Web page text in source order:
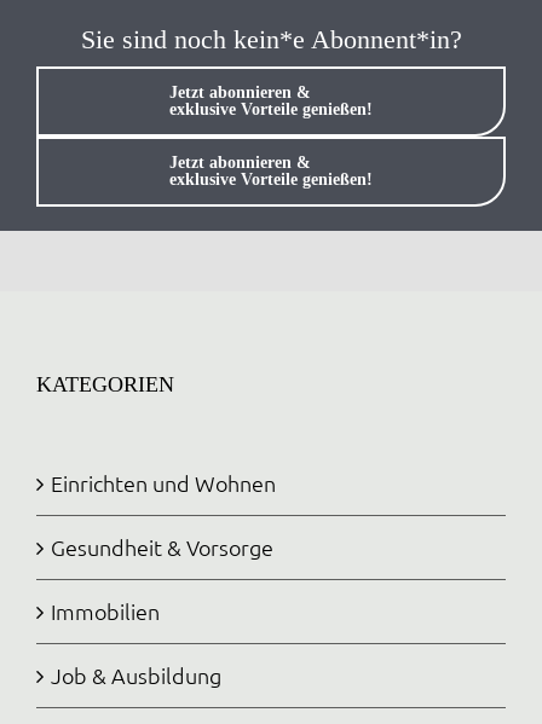
Sie sind noch kein*e Abonnent*in?
Jetzt abonnieren &
exklusive Vorteile genießen!
Jetzt abonnieren &
exklusive Vorteile genießen!
KATEGORIEN
Einrichten und Wohnen
Gesundheit & Vorsorge
Immobilien
Job & Ausbildung